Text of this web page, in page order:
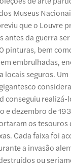
Museus
que o Louvre
antes da guerra
pinturas, bem
embrulhadas,
locais seguros. Um
conseguiu realizá-
e dezembro de
os tesouros
Cada faixa foi
a invasão
ou